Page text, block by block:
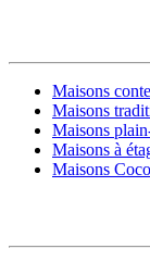
Maisons
Maisons
Maisons
Maisons à
Maisons